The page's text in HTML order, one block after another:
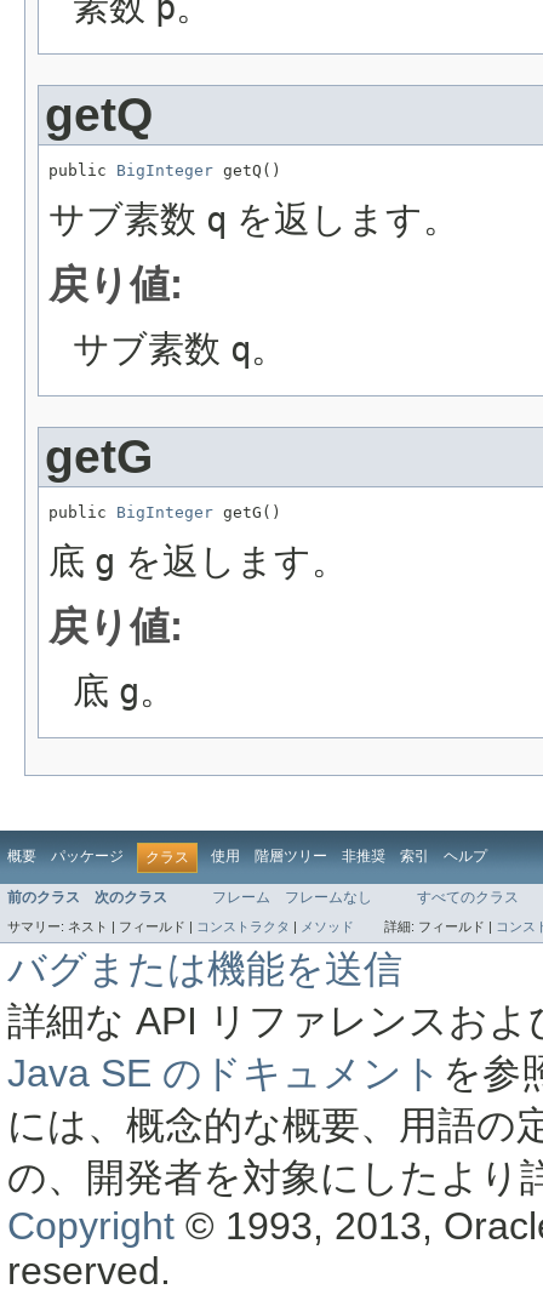
getQ
public BigInteger getQ()
サブ素数 q を返します。
戻り値:
サブ素数 q。
getG
public BigInteger getG()
底 g を返します。
戻り値:
底 g。
概要 パッケージ クラス 使用 階層ツリー 非推奨 索引 ヘルプ
前のクラス 次のクラス フレーム フレームなし すべてのクラス
サマリー: ネスト | フィールド | コンストラクタ メソッド 詳細: フィールド | コンス
バグまたは機能を送信
詳細な API リファレンスお
Java SE のドキュメント を参
には、概念的な概要、用語の
の、開発者を対象にしたより
Copyright © 1993, 2013,
reserved.